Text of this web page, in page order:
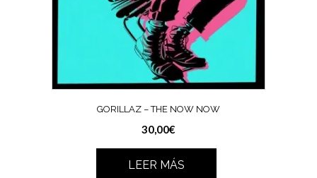
GORILLAZ – THE NOW NOW
30,00€
LEER MÁS